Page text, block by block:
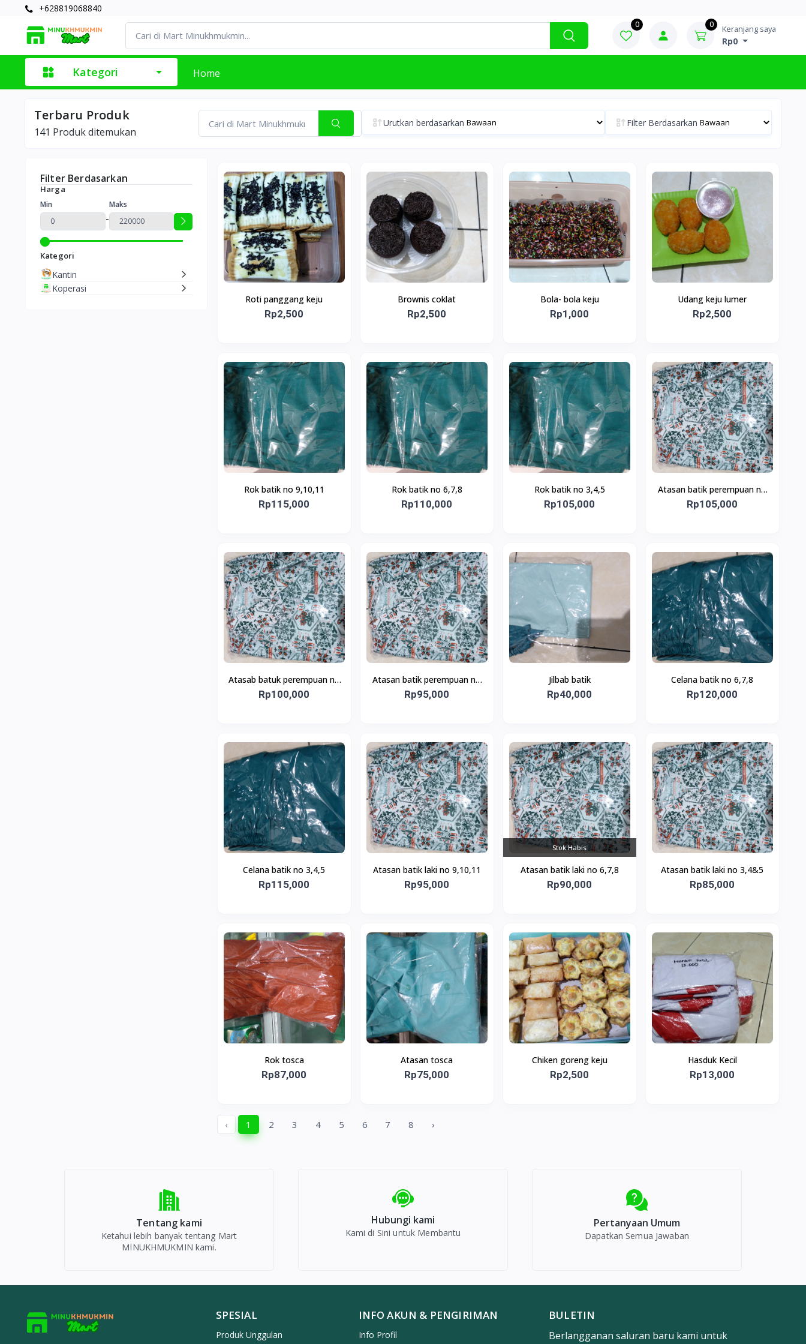
+628819068840
0 0 Keranjang saya
Rp0
Kategori Home
Terbaru Produk
141 Produk ditemukan
Urutkan berdasarkan Filter Berdasarkan
Filter Berdasarkan
Harga
Min
-
Maks
Kategori
Kantin
Koperasi
Roti panggang keju
Rp2,500
Brownis coklat
Rp2,500
Bola- bola keju
Rp1,000
Udang keju lumer
Rp2,500
Rok batik no 9,10,11
Rp115,000
Rok batik no 6,7,8
Rp110,000
Rok batik no 3,4,5
Rp105,000
Atasan batik perempuan no
9,10,11
Rp105,000
Atasab batuk perempuan no
6,7,8
Rp100,000
Atasan batik perempuan no
3,4,5
Rp95,000
Jilbab batik
Rp40,000
Celana batik no 6,7,8
Rp120,000
Celana batik no 3,4,5
Rp115,000
Atasan batik laki no 9,10,11
Rp95,000
Stok Habis
Atasan batik laki no 6,7,8
Rp90,000
Atasan batik laki no 3,4&5
Rp85,000
Rok tosca
Rp87,000
Atasan tosca
Rp75,000
Chiken goreng keju
Rp2,500
Hasduk Kecil
Rp13,000
‹ 1 2 3 4 5 6 7 8 ›
Tentang kami
Ketahui lebih banyak tentang Mart
MINUKHMUKMIN kami.
Hubungi kami
Kami di Sini untuk Membantu
Pertanyaan Umum
Dapatkan Semua Jawaban
SPESIAL
Produk Unggulan
INFO AKUN & PENGIRIMAN
Info Profil
BULETIN
Berlangganan saluran baru kami untuk